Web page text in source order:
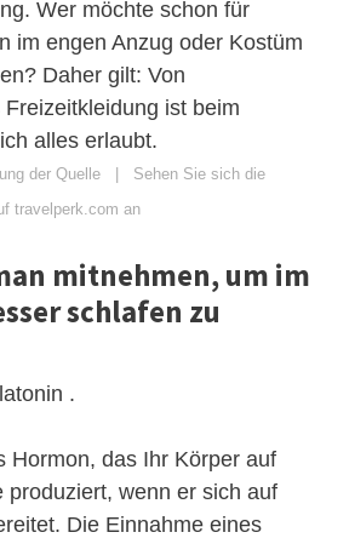
Wer möchte schon für
im engen Anzug oder Kostüm
Daher gilt: Von
ist beim
alles erlaubt.
der Quelle | Sehen Sie sich die
travelperk.com an
mitnehmen, um im
schlafen zu
.
Hormon, das Ihr Körper auf
produziert, wenn er sich auf
Die Einnahme eines